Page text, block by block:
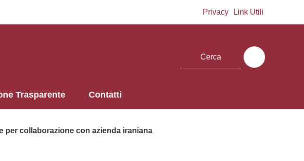
Privacy Link Utili
Trasparente Contatti
per collaborazione con azienda iraniana